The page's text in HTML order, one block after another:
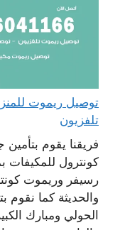
تلفزيون
فريقنا يقوم
كونترول للمكيفات
رسيفر وريموت
والحديثة كما نقوم
الحولي ومبارك